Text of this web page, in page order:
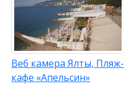
Веб камера Ялты, Пляж-
кафе «Апельсин»